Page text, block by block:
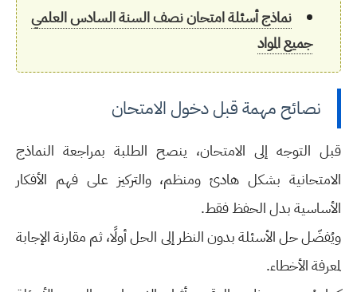
نماذج أسئلة امتحان نصف السنة السادس العلمي
جميع المواد
نصائح مهمة قبل دخول الامتحان
قبل التوجه إلى الامتحان، ينصح الطلبة بمراجعة النماذج
الامتحانية بشكل هادئ ومنظم، والتركيز على فهم الأفكار
الأساسية بدل الحفظ فقط.
ويُفضّل حل الأسئلة بدون النظر إلى الحل أولًا، ثم مقارنة الإجابة
لمعرفة الأخطاء.